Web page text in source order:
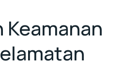
Keamanan